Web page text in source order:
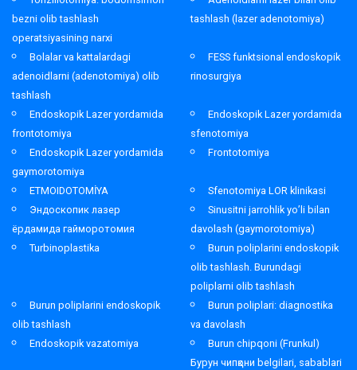
bezni olib tashlash
operatsiyasining narxi
tashlash (lazer adenotomiya)
Bolalar va kattalardagi
adenoidlarni (adenotomiya) olib
tashlash
FESS funktsional endoskopik
rinosurgiya
Endoskopik Lazer yordamida
frontotomiya
Endoskopik Lazer yordamida
sfenotomiya
Endoskopik Lazer yordamida
gaymorotomiya
Frontotomiya
ETMOIDOTOMİYA
Sfenotomiya LOR klinikasi
Эндоскопик лазер
ёрдамида гайморотомия
Sinusitni jarrohlik yo’li bilan
davolash (gaymorotomiya)
Turbinoplastika
Burun poliplarini endoskopik
olib tashlash. Burundagi
poliplarni olib tashlash
Burun poliplarini endoskopik
olib tashlash
Burun poliplari: diagnostika
va davolash
Endoskopik vazatomiya
Burun chipqoni (Frunkul)
Бурун чипқони belgilari, sabablari